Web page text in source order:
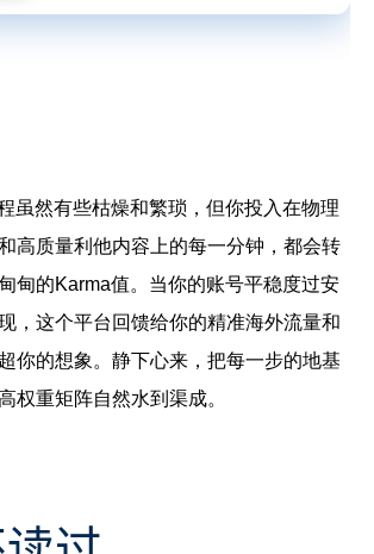
虽然有些枯燥和繁琐，但你投入在物理
高质量利他内容上的每一分钟，都会转
甸的Karma值。当你的账号平稳度过安
，这个平台回馈给你的精准海外流量和
你的想象。静下心来，把每一步的地基
权重矩阵自然水到渠成。